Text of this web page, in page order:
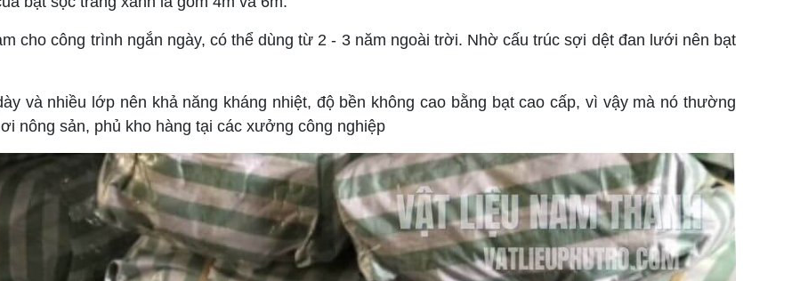
cho công trình ngắn ngày, có thể dùng từ 2 - 3 năm ngoài trời. Nhờ cấu trúc sợi dệt đan lưới nên bạt
và nhiều lớp nên khả năng kháng nhiệt, độ bền không cao bằng bạt cao cấp, vì vậy mà nó thường
nông sản, phủ kho hàng tại các xưởng công nghiệp